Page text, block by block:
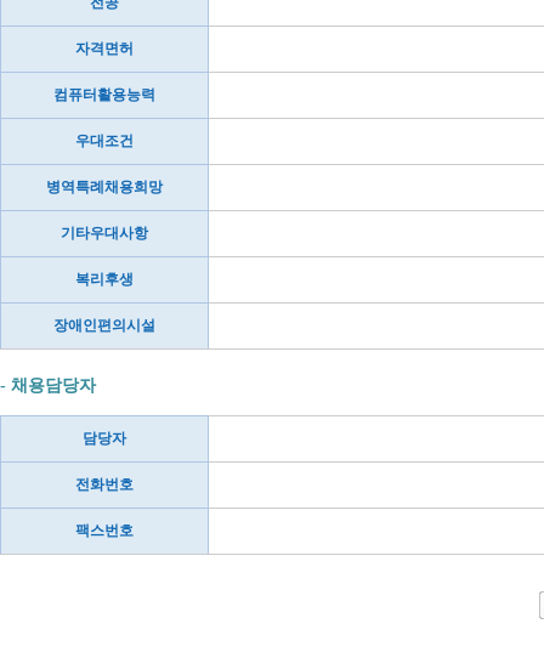
자격면허
컴퓨터활용능력
우대조건
병역특례채용희망
기타우대사항
복리후생
장애인편의시설
- 채용담당자
담당자
전화번호
팩스번호